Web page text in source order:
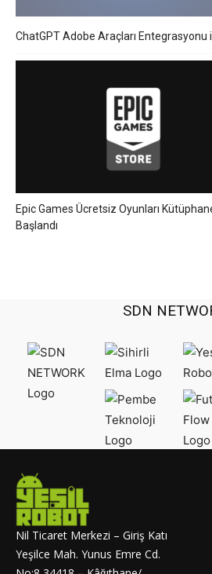
ChatGPT Adobe Araçları Entegrasyonu
Epic Games Ücretsiz Oyunları
Başlandı
SDN
Nil Ticaret Merkezi – Giriş Katı
Yeşilce Mah. Yunus Emre Cd.